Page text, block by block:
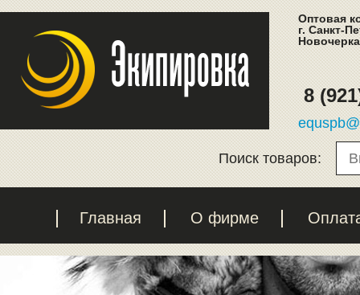
Оптовая
г. Санкт-
8
Поиск товаров:
Главная О фирме